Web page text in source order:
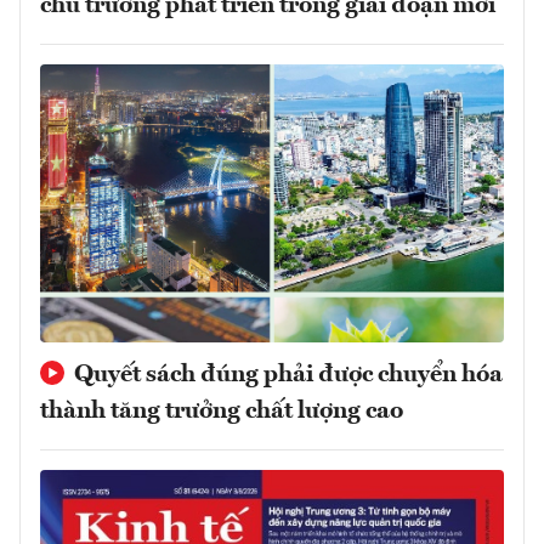
chủ trương phát triển trong giai đoạn mới
Quyết sách đúng phải được chuyển hóa
thành tăng trưởng chất lượng cao